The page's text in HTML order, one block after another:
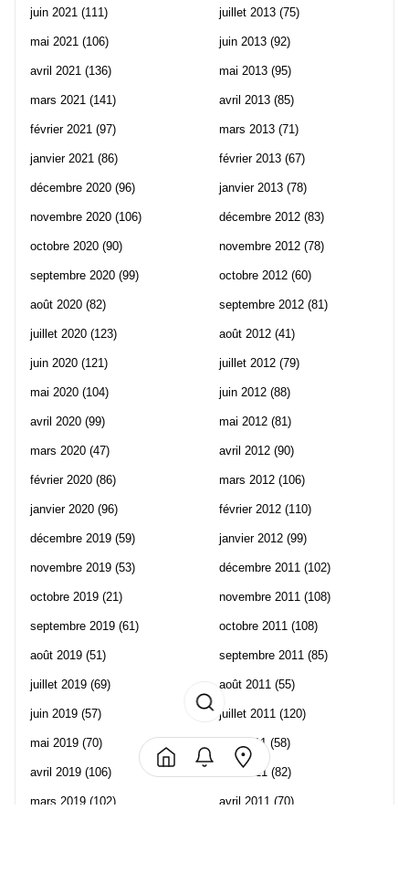
juin 2021 (111)
mai 2021 (106)
avril 2021 (136)
mars 2021 (141)
février 2021 (97)
janvier 2021 (86)
décembre 2020 (96)
novembre 2020 (106)
octobre 2020 (90)
septembre 2020 (99)
août 2020 (82)
juillet 2020 (123)
juin 2020 (121)
mai 2020 (104)
avril 2020 (99)
mars 2020 (47)
février 2020 (86)
janvier 2020 (96)
décembre 2019 (59)
novembre 2019 (53)
octobre 2019 (21)
septembre 2019 (61)
août 2019 (51)
juillet 2019 (69)
juin 2019 (57)
mai 2019 (70)
avril 2019 (106)
mars 2019 (102)
juillet 2013 (75)
juin 2013 (92)
mai 2013 (95)
avril 2013 (85)
mars 2013 (71)
février 2013 (67)
janvier 2013 (78)
décembre 2012 (83)
novembre 2012 (78)
octobre 2012 (60)
septembre 2012 (81)
août 2012 (41)
juillet 2012 (79)
juin 2012 (88)
mai 2012 (81)
avril 2012 (90)
mars 2012 (106)
février 2012 (110)
janvier 2012 (99)
décembre 2011 (102)
novembre 2011 (108)
octobre 2011 (108)
septembre 2011 (85)
août 2011 (55)
juillet 2011 (120)
juin 2011 (58)
mai 2011 (82)
avril 2011 (70)